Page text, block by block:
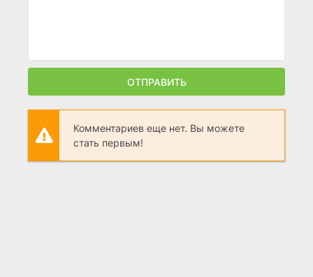
ОТПРАВИТЬ
Комментариев еще нет. Вы можете
стать первым!